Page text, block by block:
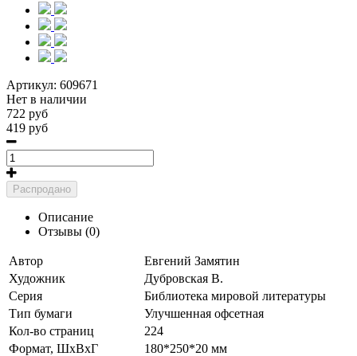
Артикул: 609671
Нет в наличии
722 руб
419 руб
Распродано
Описание
Отзывы (0)
Автор
Евгений Замятин
Художник
Дубровская В.
Серия
Библиотека мировой литературы
Тип бумаги
Улучшенная офсетная
Кол-во страниц
224
Формат, ШхВхГ
180*250*20 мм